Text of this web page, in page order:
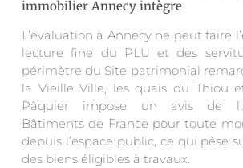
immobilier Annecy intègre
L’évaluation à Annecy ne peut faire
lecture fine du PLU et des
périmètre du Site patrimonial
la Vieille Ville, les quais du Thiou
Pâquier impose un avis de
Bâtiments de France pour toute
depuis l’espace public, ce qui pèse
des biens éligibles à travaux.